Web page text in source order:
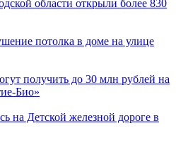
области открыли более 830
потолка в доме на улице
получить до 30 млн рублей на
Био»
на Детской железной дороге в